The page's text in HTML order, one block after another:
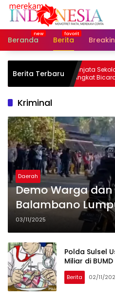
Langsung
Beranda
Berita
Berita Terbaru
Ratusan Senjata Sekolah
Yayasan Angkat Bicara
Kriminal
Daerah
Demo Warga
Balambano
Malili Sorowako
03/11/2025
Polda Sulsel
Miliar di
Berita 02/11/